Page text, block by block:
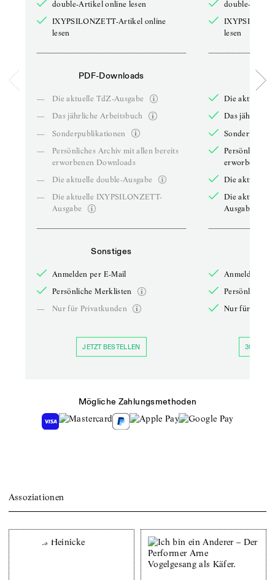
double-Artikel online lesen
IXYPSILONZETT-Artikel online
lesen
PDF-Downloads
—
Die aktuelle TdZ-Ausgabe
—
Das jährliche Arbeitsbuch
—
Sonderpublikationen
—
Persönliches Archiv mit allen bereits
erworbenen Downloads
—
Die aktuelle double-Ausgabe
—
Die aktuelle IXYPSILONZETT-
Ausgabe
Sonstiges
Anmelden per E-Mail
Persönliche Merklisten
—
Nur für Privatkunden
JETZT BESTELLEN
double-
lesen
Die aktuelle
Das jährliche
Persönliches
erworbenen
Die aktuelle
Die aktuelle
Ausgabe
Anmelden
Persönliche
Nur für
30 TAGE
Mögliche Zahlungsmethoden
Assoziationen